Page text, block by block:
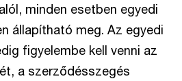
minden esetben egyedi
állapítható meg. Az egyedi
figyelembe kell venni az
a szerződésszegés